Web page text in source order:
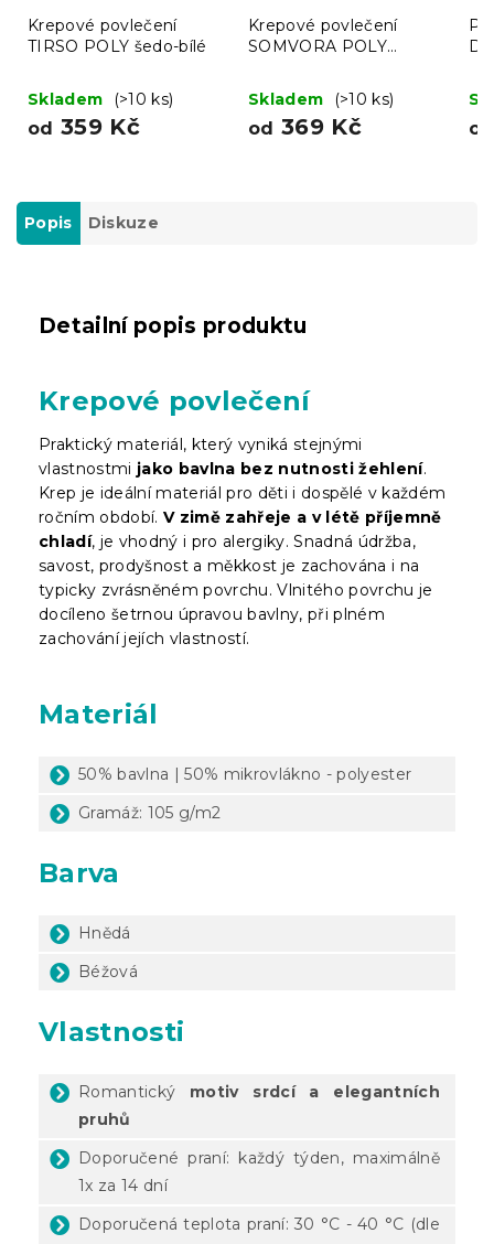
Krepové povlečení
TIRSO POLY šedo-bílé
Skladem (>10 ks)
od 359 Kč
Krepové povlečení
SOMVORA POLY
Skladem
(>10 ks)
od 369 Kč od
Popis Diskuze
Detailní popis produktu
Krepové povlečení
Praktický materiál, který vyniká stejnými
vlastnostmi jako bavlna bez nutnosti žehlení.
Krep je ideální materiál pro děti i dospělé v každém
ročním období. V zimě zahřeje a v létě příjemně
chladí, je vhodný i pro alergiky. Snadná údržba,
savost, prodyšnost a měkkost je zachována i na
typicky zvrásněném povrchu. Vlnitého povrchu je
docíleno šetrnou úpravou bavlny, při plném
zachování jejích vlastností.
Materiál
50% bavlna | 50% mikrovlákno - polyester
Gramáž: 105 g/m2
Barva
Hnědá
Béžová
Vlastnosti
Romantický motiv srdcí a elegantních
pruhů
Doporučené praní: každý týden, maximálně
1x za 14 dní
Doporučená teplota praní: 30 °C - 40 °C (dle